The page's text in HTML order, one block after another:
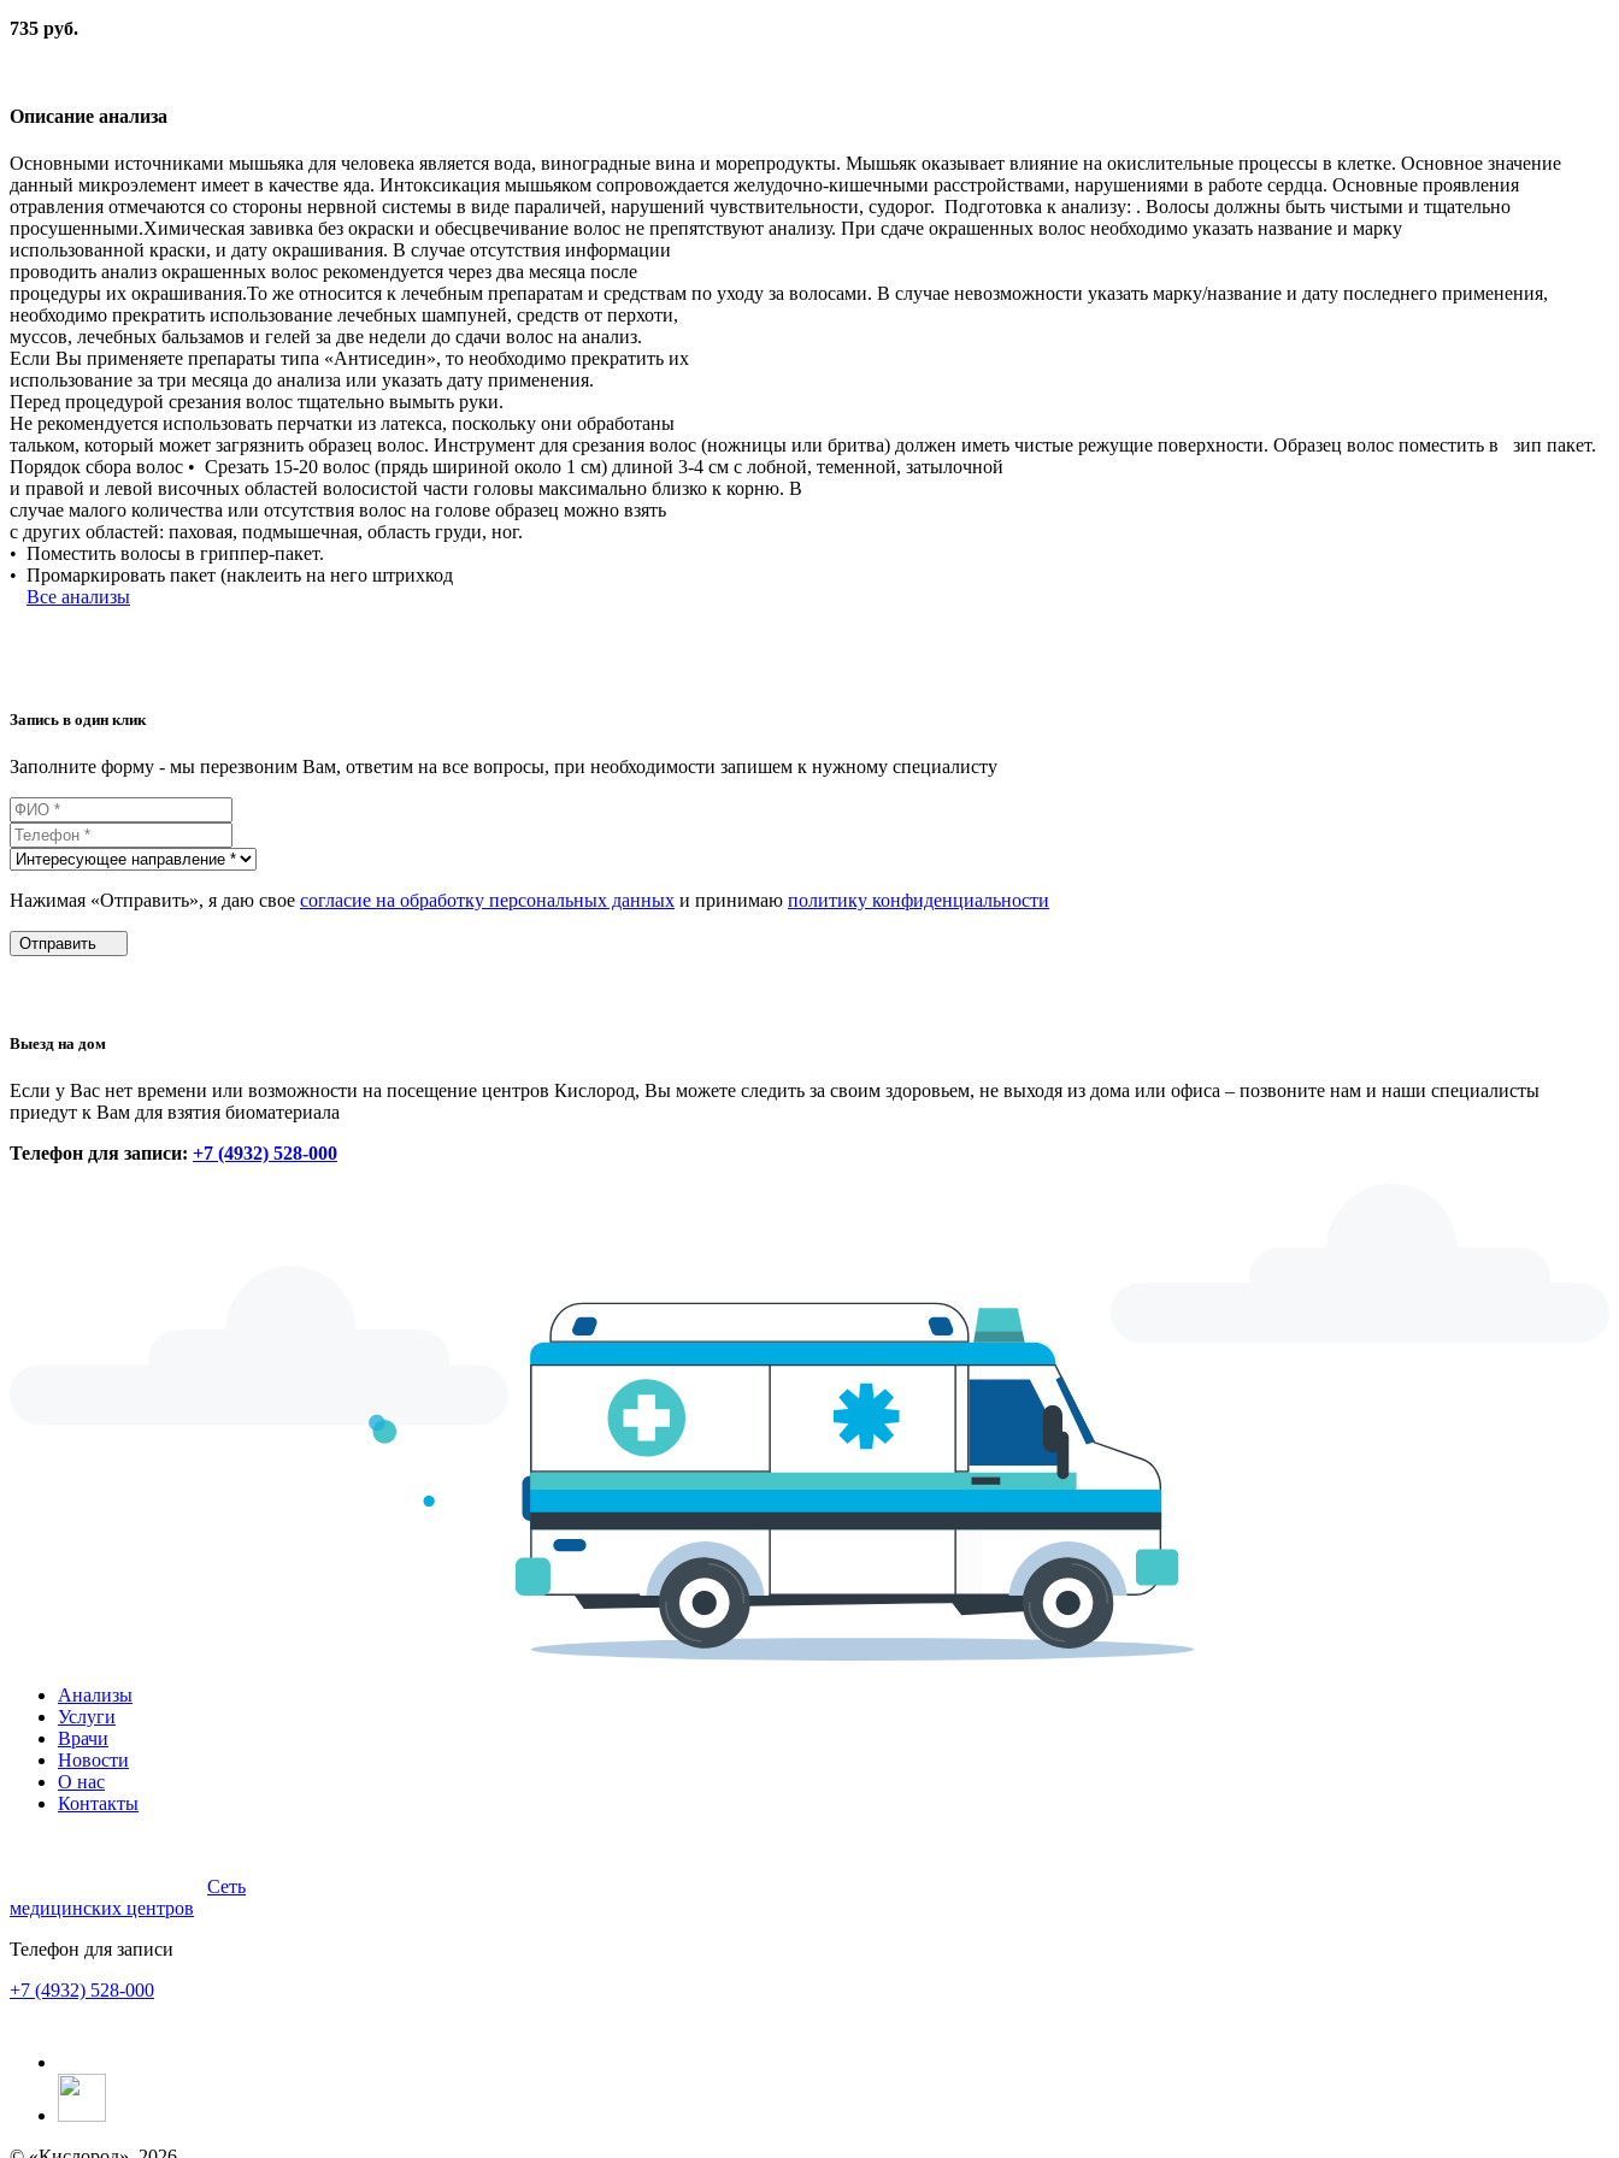
735 руб.
Описание анализа
Основными источниками мышьяка для человека является вода, виноградные вина и морепродукты. Мышьяк оказывает влияние на окислительные процессы в клетке. Основное значение
данный микроэлемент имеет в качестве яда. Интоксикация мышьяком сопровождается желудочно-кишечными расстройствами, нарушениями в работе сердца. Основные проявления
отравления отмечаются со стороны нервной системы в виде параличей, нарушений чувствительности, судорог. Подготовка к анализу: . Волосы должны быть чистыми и тщательно
просушенными.Химическая завивка без окраски и обесцвечивание волос не препятствуют анализу. При сдаче окрашенных волос необходимо указать название и марку
использованной краски, и дату окрашивания. В случае отсутствия информации
проводить анализ окрашенных волос рекомендуется через два месяца после
процедуры их окрашивания.То же относится к лечебным препаратам и средствам по уходу за волосами. В случае невозможности указать марку/название и дату последнего применения,
необходимо прекратить использование лечебных шампуней, средств от перхоти,
муссов, лечебных бальзамов и гелей за две недели до сдачи волос на анализ.
Если Вы применяете препараты типа «Антиседин», то необходимо прекратить их
использование за три месяца до анализа или указать дату применения.
Перед процедурой срезания волос тщательно вымыть руки.
Не рекомендуется использовать перчатки из латекса, поскольку они обработаны
тальком, который может загрязнить образец волос. Инструмент для срезания волос (ножницы или бритва) должен иметь чистые режущие поверхности. Образец волос поместить в зип пакет.
Порядок сбора волос • Срезать 15-20 волос (прядь шириной около 1 см) длиной 3-4 см с лобной, теменной, затылочной
и правой и левой височных областей волосистой части головы максимально близко к корню. В
случае малого количества или отсутствия волос на голове образец можно взять
с других областей: паховая, подмышечная, область груди, ног.
• Поместить волосы в гриппер-пакет.
• Промаркировать пакет (наклеить на него штрихкод
Все анализы
Запись в один клик
Заполните форму - мы перезвоним Вам, ответим на все вопросы, при необходимости запишем к нужному специалисту
Нажимая «Отправить», я даю свое согласие на обработку персональных данных и принимаю политику конфиденциальности
Отправить
Выезд на дом
Если у Вас нет времени или возможности на посещение центров Кислород, Вы можете следить за своим здоровьем, не выходя из дома или офиса – позвоните нам и наши специалисты
приедут к Вам для взятия биоматериала
Телефон для записи: +7 (4932) 528-000
Анализы
Услуги
Врачи
Новости
О нас
Контакты
Сеть
медицинских центров
Телефон для записи
+7 (4932) 528-000